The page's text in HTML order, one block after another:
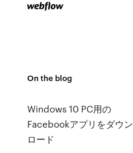
On the blog
Windows 10 PC用の
Facebookアプリをダウン
ロード